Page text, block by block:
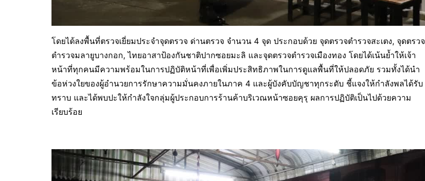
โดยได้ลงพื้นที่ตรวจเยี่ยมประจำจุดตรวจ ด่านตรวจ จำนวน 4 จุด ประกอบด้วย จุดตรวจตำรวจสะเตง, จุดตรวจ
ตำรวจมลายูบางกอก, ไทยอาสาป้องกันชาติปากซอยมะลิ และจุดตรวจตำรวจเมืองทอง โดยได้เน้นย้ำให้เจ้า
หน้าที่ทุกคนมีความพร้อมในการปฏิบัติหน้าที่เพื่อเพิ่มประสิทธิภาพในการดูแลพื้นที่ให้ปลอดภัย รวมทั้งได้นำ
ข้อห่วงใยของผู้อำนวยการรักษาความมั่นคงภายในภาค 4 และผู้บังคับบัญชาทุกระดับ ชี้แจงให้กำลังพลได้รับ
ทราบ และได้พบปะให้กำลังใจกลุ่มผู้ประกอบการร้านค้าบริเวณหน้าซอยคุรุ ผลการปฏิบัติเป็นไปด้วยความ
เรียบร้อย